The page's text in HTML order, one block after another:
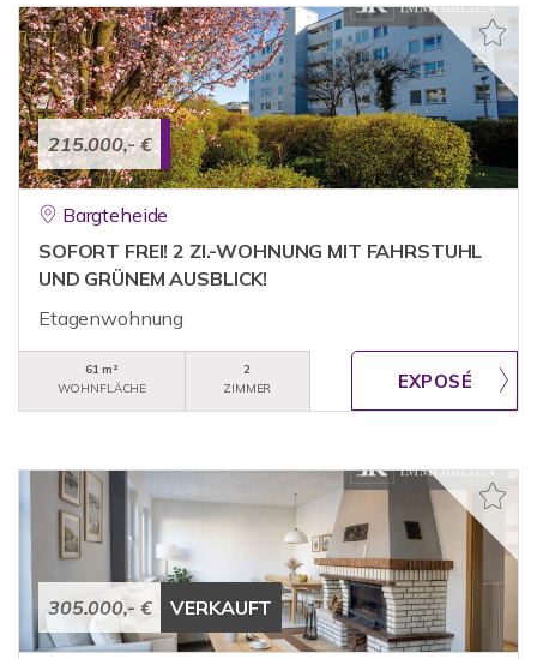
215.000,- €
Bargteheide
SOFORT FREI! 2 ZI.-WOHNUNG MIT FAHRSTUHL
UND GRÜNEM AUSBLICK!
Etagenwohnung
61 m²
WOHNFLÄCHE
2
ZIMMER
305.000,- € VERKAUFT